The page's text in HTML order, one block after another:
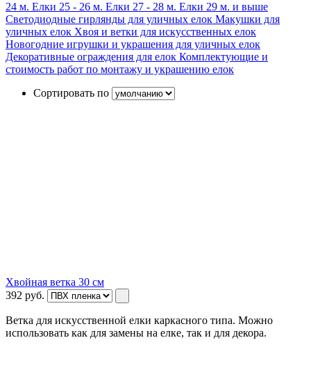
24 м. Елки 25 - 26 м. Елки 27 - 28 м. Елки 29 м. и выше
Светодиодные гирлянды для уличных елок Макушки для
уличных елок Хвоя и ветки для искусственных елок
Новогодние игрушки и украшения для уличных елок
Декоративные ограждения для елок Комплектующие и
стоимость работ по монтажу и украшению елок
Сортировать по
Хвойная ветка 30 см
392 руб.
Ветка для искусственной елки каркасного типа. Можно
использовать как для замены на елке, так и для декора.